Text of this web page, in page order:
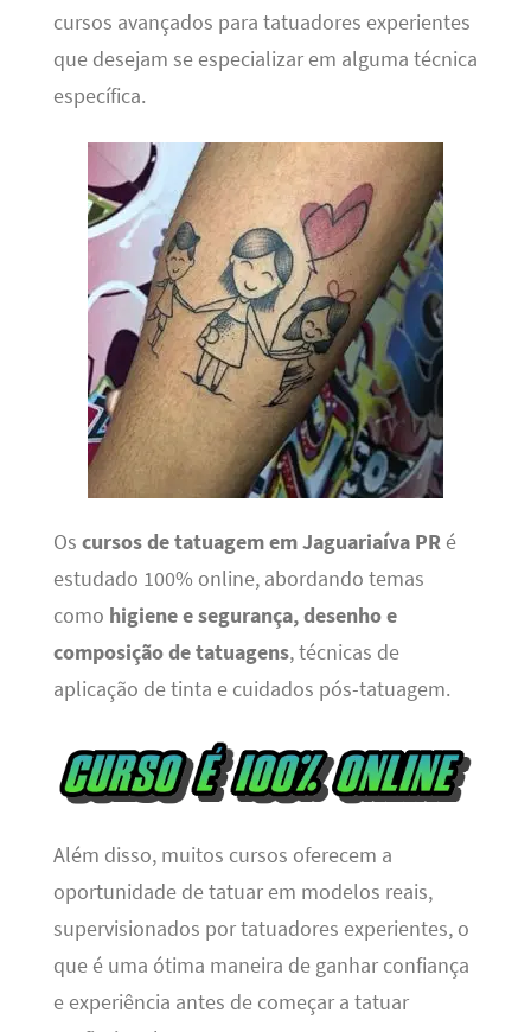
cursos avançados para tatuadores experientes
que desejam se especializar em alguma técnica
específica.
Os cursos de tatuagem em Jaguariaíva PRé
estudado 100% online, abordando temas
como higiene e segurança, desenho e
composição de tatuagens, técnicas de
aplicação de tinta e cuidados pós-tatuagem.
Além disso, muitos cursos oferecem a
oportunidade de tatuar em modelos reais,
supervisionados por tatuadores experientes, o
que é uma ótima maneira de ganhar confiança
e experiência antes de começar a tatuar